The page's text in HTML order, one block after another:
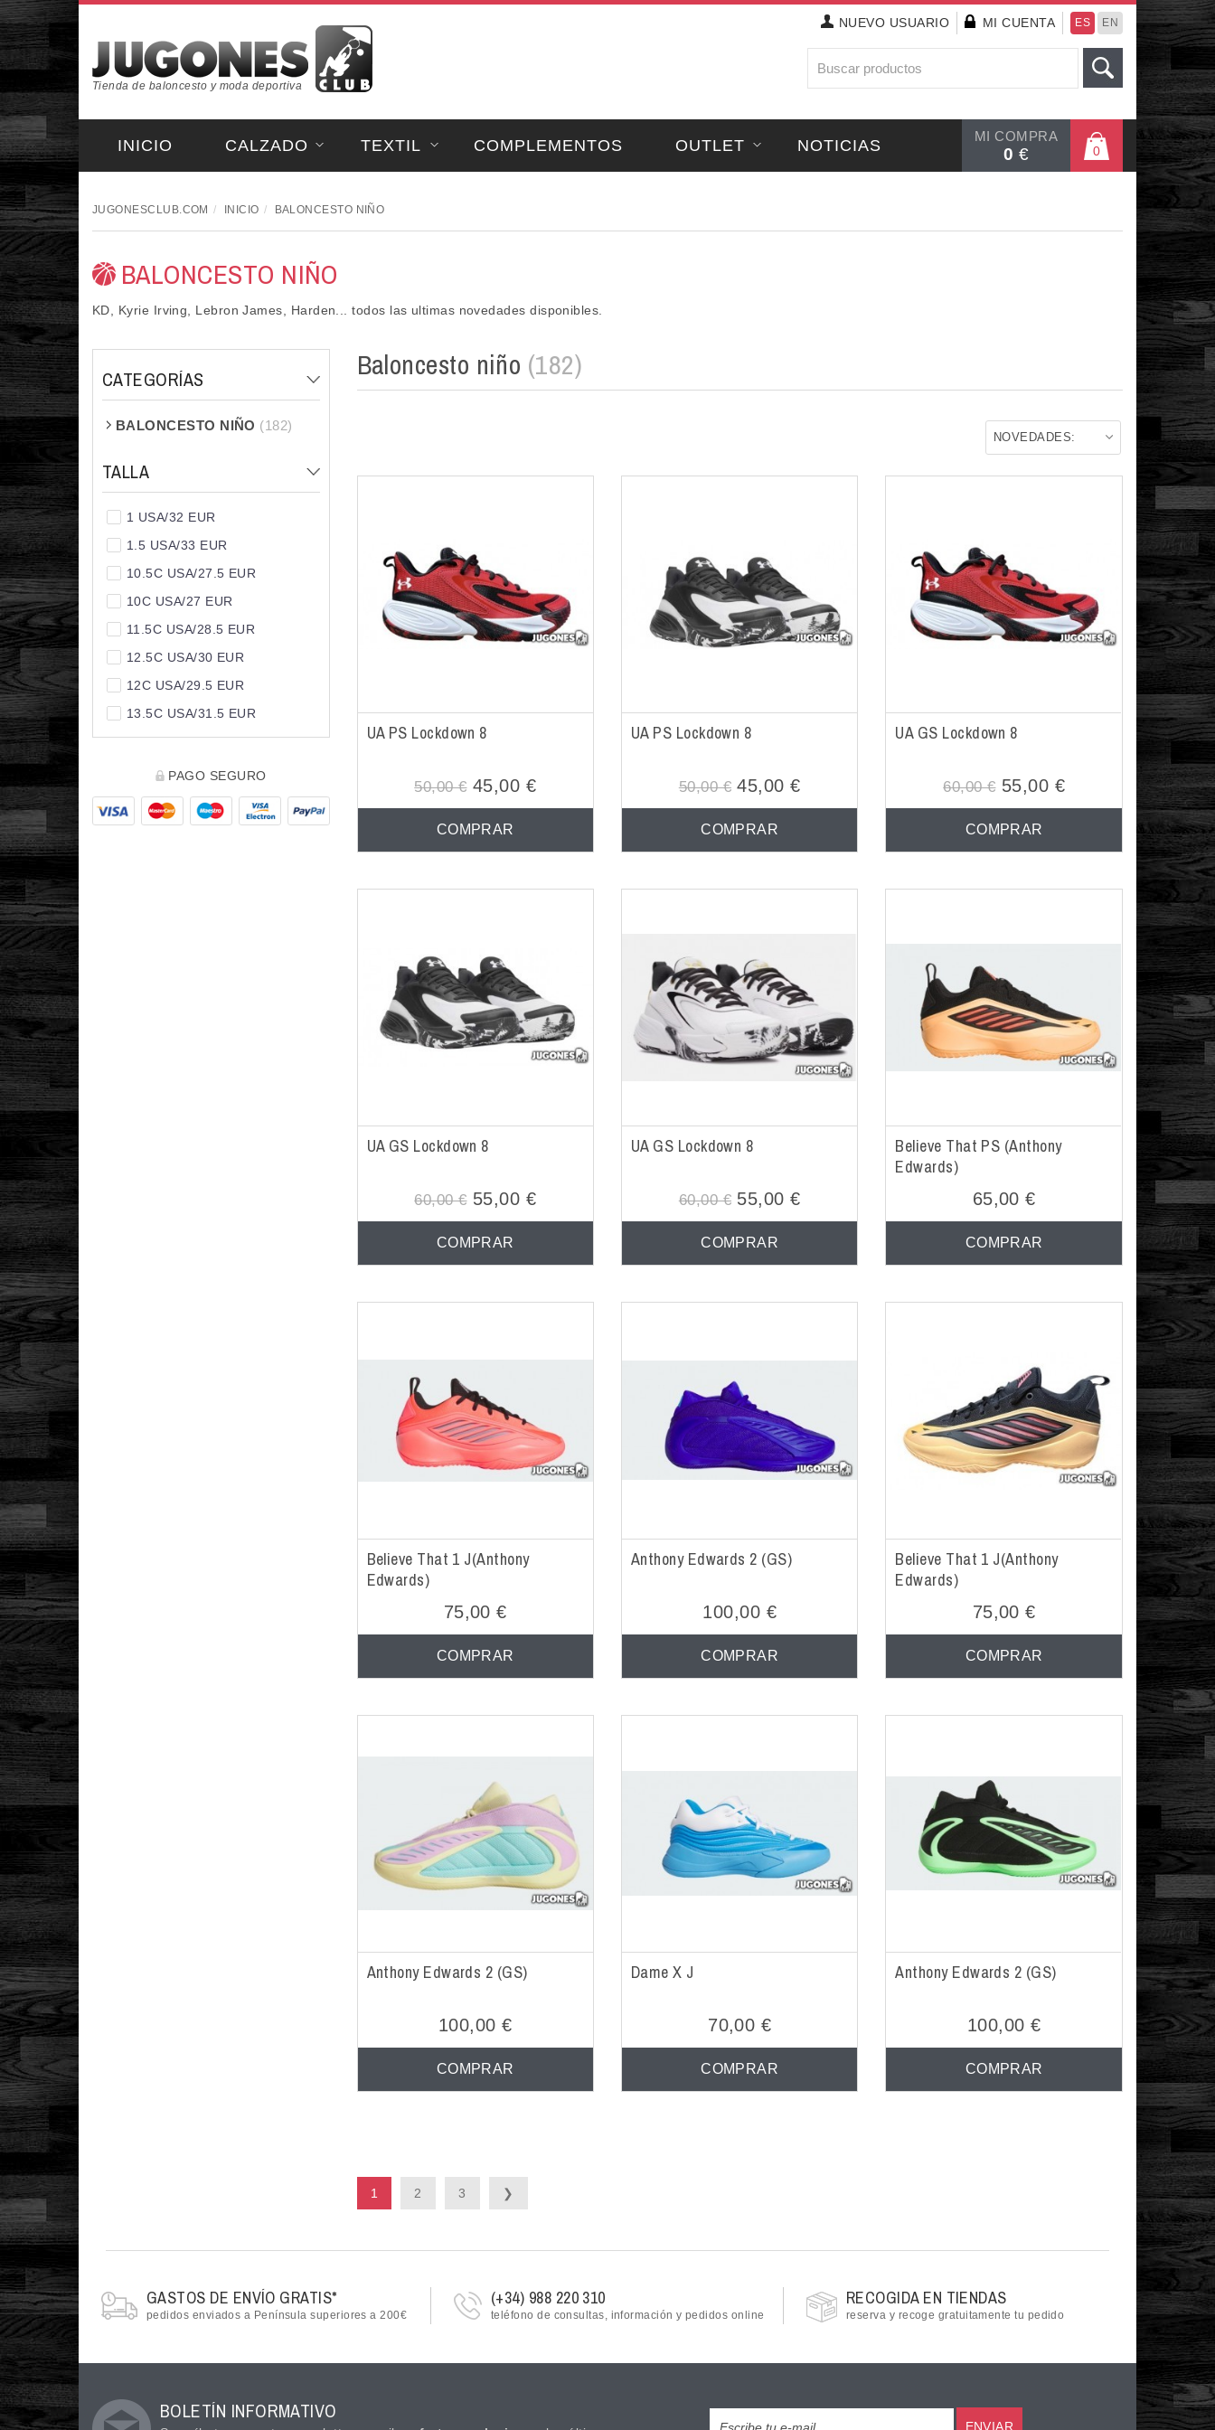
Tienda de baloncesto y moda deportiva
NUEVO USUARIO MI CUENTA ES EN
MI COMPRA
0 € 0
INICIO CALZADO TEXTIL COMPLEMENTOS OUTLET NOTICIAS
JUGONESCLUB.COM INICIO BALONCESTO NIÑO
BALONCESTO NIÑO
KD, Kyrie Irving, Lebron James, Harden... todos las ultimas novedades disponibles.
CATEGORÍAS
BALONCESTO NIÑO (182)
TALLA
1 USA/32 EUR
1.5 USA/33 EUR
10.5C USA/27.5 EUR
10C USA/27 EUR
11.5C USA/28.5 EUR
12.5C USA/30 EUR
12C USA/29.5 EUR
13.5C USA/31.5 EUR
13C USA/31 EUR
2 USA/33.5 EUR
2.5 USA/34 EUR
3 USA/35 EUR
PAGO SEGURO
Baloncesto niño (182)
NOVEDADES:
UA PS Lockdown 8
50,00 €45,00 €
COMPRAR
UA PS Lockdown 8
50,00 €45,00 €
COMPRAR
UA GS Lockdown 8
60,00 €55,00 €
COMPRAR
UA GS Lockdown 8
60,00 €55,00 €
COMPRAR
UA GS Lockdown 8
60,00 €55,00 €
COMPRAR
Believe That PS (Anthony
Edwards)
65,00 €
COMPRAR
Believe That 1 J(Anthony
Edwards)
75,00 €
COMPRAR
Anthony Edwards 2 (GS)
100,00 €
COMPRAR
Believe That 1 J(Anthony
Edwards)
75,00 €
COMPRAR
Anthony Edwards 2 (GS)
100,00 €
COMPRAR
Dame X J
70,00 €
COMPRAR
Anthony Edwards 2 (GS)
100,00 €
COMPRAR
1 2 3 ❯
GASTOS DE ENVÍO GRATIS*
pedidos enviados a Península superiores a 200€
(+34) 988 220 310
teléfono de consultas, información y pedidos online
RECOGIDA EN TIENDAS
reserva y recoge gratuitamente tu pedido
BOLETÍN INFORMATIVO
ENVIAR